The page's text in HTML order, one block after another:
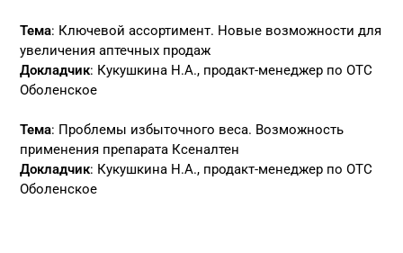
Тема: Ключевой ассортимент. Новые возможности для
увеличения аптечных продаж
Докладчик: Кукушкина Н.А., продакт-менеджер по ОТС
Оболенское
Тема: Проблемы избыточного веса. Возможность
применения препарата Ксеналтен
Докладчик: Кукушкина Н.А., продакт-менеджер по ОТС
Оболенское